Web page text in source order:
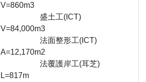
V=860m3
盛土工(ICT)
V=84,000m3
法面整形工(ICT)
A=12,170m2
法覆護岸工(耳芝)
L=817m